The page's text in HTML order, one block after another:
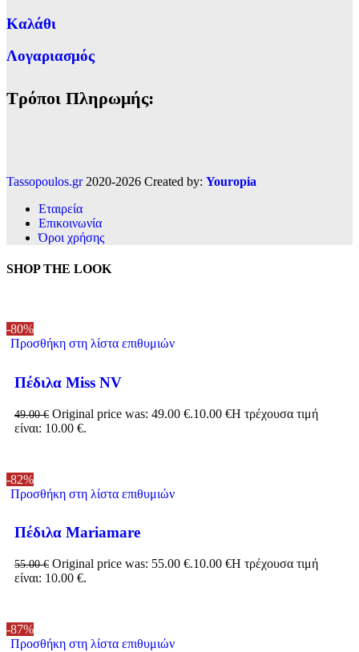
Καλάθι
Λογαριασμός
Τρόποι Πληρωμής:
Tassopoulos.gr2020-2026 Created by: Youropia
Εταιρεία
Επικοινωνία
Όροι χρήσης
SHOP THE LOOK
-80%
Προσθήκη στη λίστα επιθυμιών
Πέδιλα Miss NV
49.00€ Original price was: 49.00 €.10.00 €Η τρέχουσα τιμή
είναι: 10.00 €.
-82%
Προσθήκη στη λίστα επιθυμιών
Πέδιλα Mariamare
55.00€ Original price was: 55.00 €.10.00 €Η τρέχουσα τιμή
είναι: 10.00 €.
-87%
Προσθήκη στη λίστα επιθυμιών